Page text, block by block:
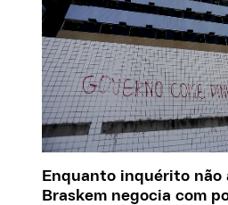
Enquanto inquérito não
Braskem negocia com